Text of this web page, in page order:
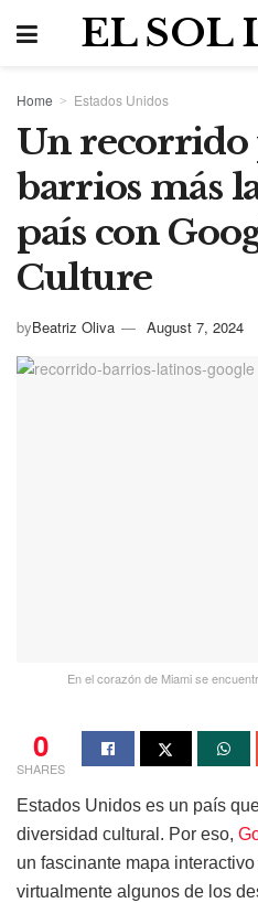
EL SOL
Home Estados Unidos
Un recorrido
barrios más
país con
Culture
byBeatriz Oliva August 7, 2024
En el corazón de Miami se
0
SHARES
Estados Unidos es un país
diversidad cultural. Por eso,
un fascinante mapa
virtualmente algunos de los